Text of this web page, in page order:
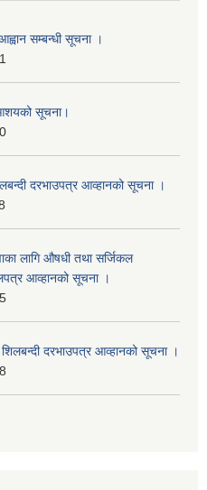
सम्बन्धी सूचना ।
आशयको सूचना।
दरभाउपत्र आव्हानको सूचना ।
लागि औषधी तथा सर्जिकल
आव्हानको सूचना ।
शिलबन्दी दरभाउपत्र आव्हानको सूचना ।